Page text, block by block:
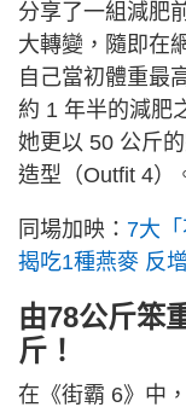
分享了一組減肥
大轉變，隨即在
自己當初體重最
約 1 年半的減肥
她更以 50 公斤
造型（Outfit 4）
同場加映： 7大
揭吃1種燕麥 反
由78公斤笨
斤！
在《街霸 6》中